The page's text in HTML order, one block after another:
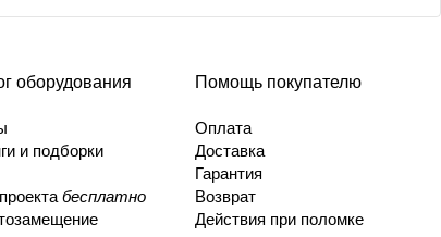
оборудования
и подборки
бесплатно
Помощь покупателю
Оплата
Доставка
Гарантия
Возврат
Действия при поломке